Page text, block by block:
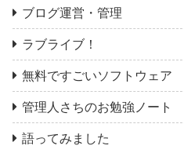
ブログ運営・管理
ラブライブ！
無料ですごいソフトウェア
管理人さちのお勉強ノート
語ってみました